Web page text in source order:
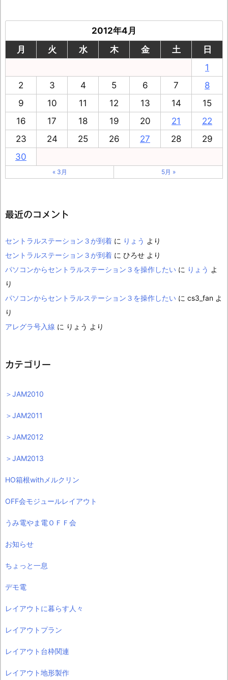
2012年4月
月
火 水 木 金 土
日
1
2
3 4 5 6 7
8
9
10 11 12 13 14
15
16
17 18 19 20 21
22
23
24 25 26 27 28
29
30
« 3月 5月 »
最近のコメント
セントラルステーション３が到着 に りょう より
セントラルステーション３が到着 に ひろせ より
パソコンからセントラルステーション３を操作したい に りょう よ
り
パソコンからセントラルステーション３を操作したい に cs3_fan よ
り
アレグラ号入線 に りょう より
カテゴリー
＞JAM2010
＞JAM2011
＞JAM2012
＞JAM2013
HO箱根withメルクリン
OFF会モジュールレイアウト
うみ電やま電ＯＦＦ会
お知らせ
ちょっと一息
デモ電
レイアウトに暮らす人々
レイアウトプラン
レイアウト台枠関連
レイアウト地形製作